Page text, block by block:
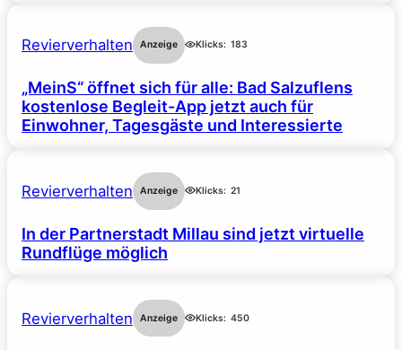
Revierverhalten Anzeige Klicks: 183
„MeinS“ öffnet sich für alle: Bad Salzuflens
kostenlose Begleit-App jetzt auch für
Einwohner, Tagesgäste und Interessierte
Revierverhalten Anzeige Klicks: 21
In der Partnerstadt Millau sind jetzt virtuelle
Rundflüge möglich
Revierverhalten Anzeige Klicks: 450